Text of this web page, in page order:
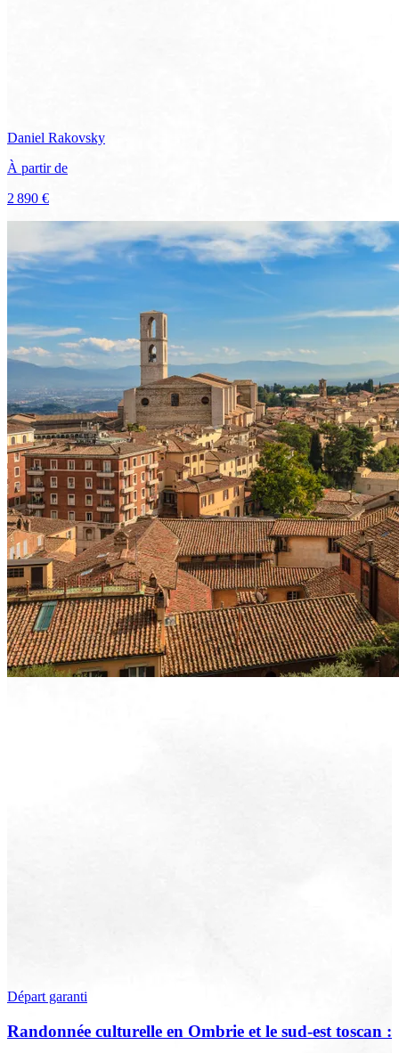
Daniel Rakovsky
À partir de
2 890 €
Voir le voyage
Départ garanti
Randonnée culturelle en Ombrie et le sud-est toscan :